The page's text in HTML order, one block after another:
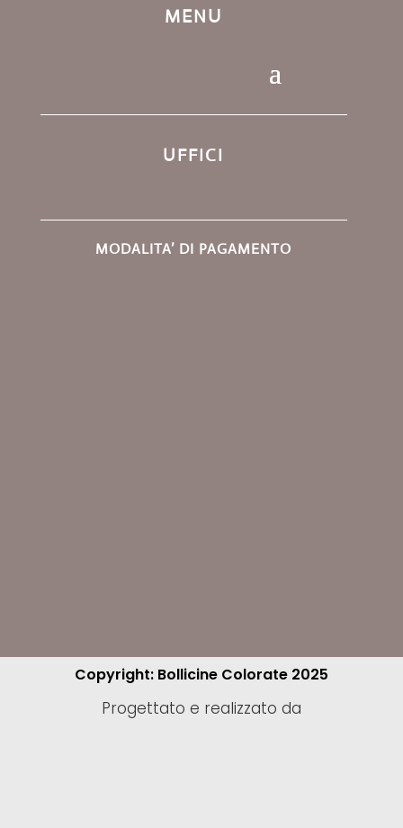
MENU
UFFICI
MODALITA’ DI PAGAMENTO
Copyright: Bollicine Colorate 2025
Progettato e realizzato da